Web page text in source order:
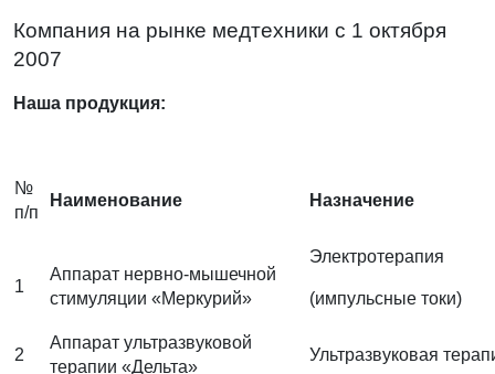
Компания на рынке медтехники с 1 октября
2007
Наша продукция:
№
п/п
Наименование Назначение
1
Аппарат нервно-мышечной
стимуляции «Меркурий»
Электротерапия
(импульсные токи)
2
Аппарат ультразвуковой
терапии «Дельта»
Ультразвуковая